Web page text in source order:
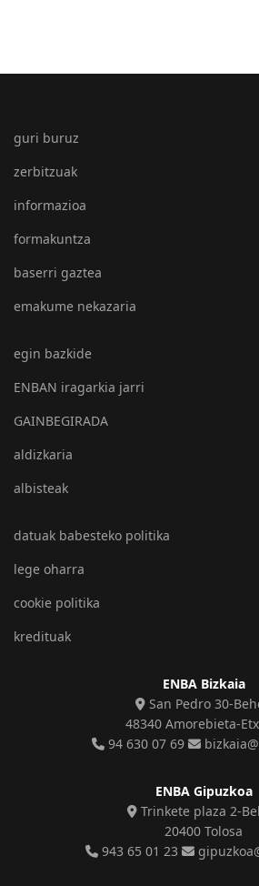
guri buruz
zerbitzuak
informazioa
formakuntza
baserri gaztea
emakume nekazaria
egin bazkide
ENBAN iragarkia jarri
GAINBEGIRADA
aldizkaria
albisteak
datuak babesteko politika
lege oharra
cookie politika
kredituak
ENBA Bizkaia
San Pedro 30-
48340 Amorebieta-
94 630 07 69
ENBA Gipuzkoa
Trinkete plaza 2-
20400 Tolosa
943 65 01 23